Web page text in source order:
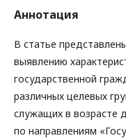
Аннотация
В статье
выявлению
государственной
различных целевых
служащих в возрасте
по направлениям